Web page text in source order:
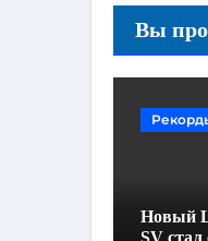
Вы
Новый
SV